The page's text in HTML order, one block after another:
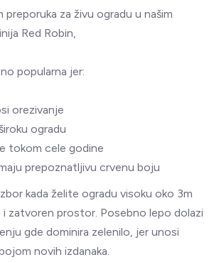
preporuka za živu ogradu u našim
Red Robin,
popularna jer:
orezivanje
ogradu
tokom cele godine
prepoznatljivu crvenu boju
kada želite ogradu visoku oko 3m
i zatvoren prostor. Posebno lepo dolazi
gde dominira zelenilo, jer unosi
novih izdanaka.